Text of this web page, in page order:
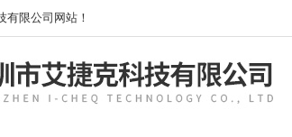
有限公司网站！